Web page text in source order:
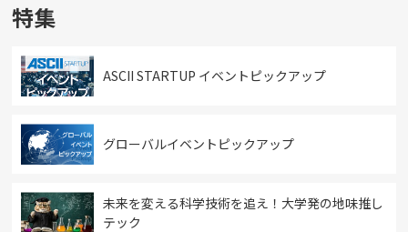
特集
ASCII STARTUP イベントピックアップ
グローバルイベントピックアップ
未来を変える科学技術を追え！大学発の地味推し
テック